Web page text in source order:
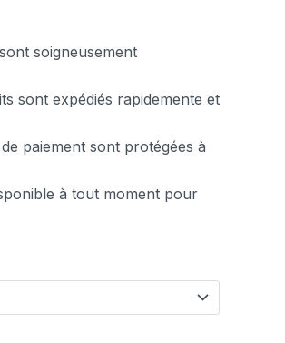
soigneusement
sont expédiés rapidemente et
paiement sont protégées à
à tout moment pour